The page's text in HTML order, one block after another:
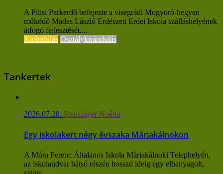
A Pilisi Parkerdő befejezte a visegrádi Mogyoró-hegyen
működő Madas László Erdészeti Erdei Iskola szálláshelyének
átfogó fejlesztését....
Kirándulás Osztálykirándulás
Tankertek
2026.07.28. Stencinger Noémi
Egy iskolakert négy évszaka Máriakálnokon
A Móra Ferenc Általános Iskola Máriakálnoki Telephelyén,
az iskolaudvar hátsó részén hosszú ideig egy elhanyagolt,